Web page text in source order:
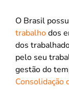
O Brasil
trabalhodos
dos
pelo seu
gestão do
Consolidação